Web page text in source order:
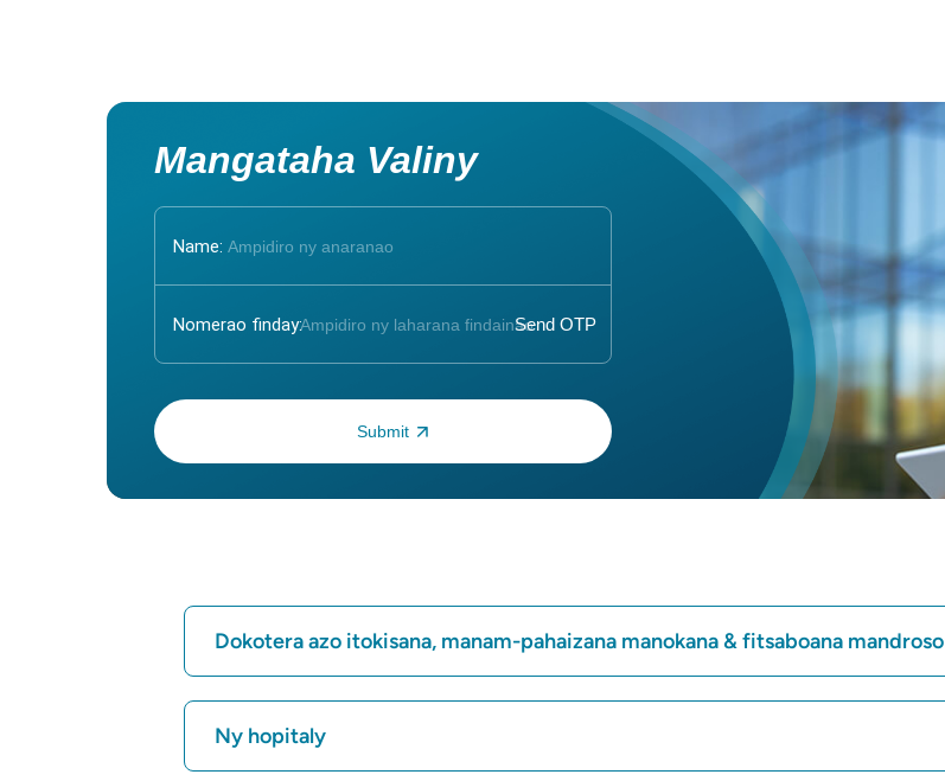
Mangataha Valiny
Name:
Nomerao finday:
Ampidiro ny OTP:
Dokotera azo itokisana, manam-pahaizana manokana & fitsaboana mandroso
Ny hopitaly